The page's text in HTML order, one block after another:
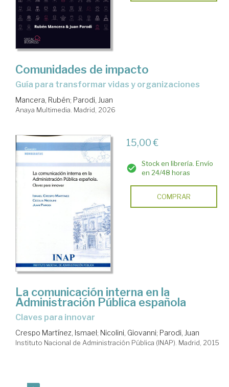
Comunidades de impacto
Guía para transformar vidas y organizaciones
Mancera, Rubén; Parodi, Juan
Anaya Multimedia. Madrid, 2026
15,00 €
Stock en librería. Envío
en 24/48 horas
COMPRAR
La comunicación interna en la
Administración Pública española
claves para innovar
Crespo Martínez, Ismael; Nicolini, Giovanni; Parodi, Juan
Instituto Nacional de Administración Pública (INAP). Madrid, 2015